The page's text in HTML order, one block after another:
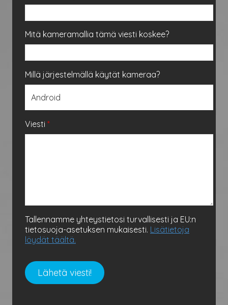
Mitä kameramallia tämä viesti koskee?
Millä järjestelmällä käytät kameraa?
Viesti *
Tallennamme yhteystietosi turvallisesti ja EU:n
tietosuoja-asetuksen mukaisesti. Lisätietoja
löydät täältä.